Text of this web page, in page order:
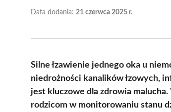
Data dodania: 21 czerwca 2025 r.
Silne łzawienie jednego oka u
niedrożności kanalików łzowych,
jest kluczowe dla zdrowia
rodzicom w monitorowaniu stanu